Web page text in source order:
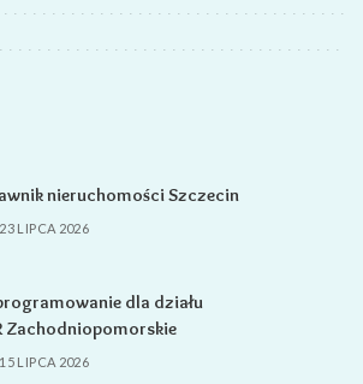
nieruchomości Szczecin
23 LIPCA 2026
dla działu
Zachodniopomorskie
15 LIPCA 2026